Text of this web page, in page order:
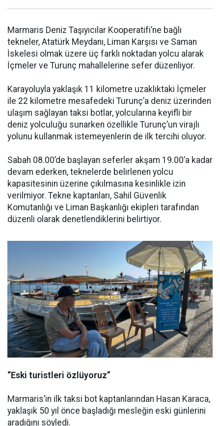
Marmaris Deniz Taşıyıcılar Kooperatifi’ne bağlı
tekneler, Atatürk Meydanı, Liman Karşısı ve Saman
İskelesi olmak üzere üç farklı noktadan yolcu alarak
İçmeler ve Turunç mahallelerine sefer düzenliyor.
Karayoluyla yaklaşık 11 kilometre uzaklıktaki İçmeler
ile 22 kilometre mesafedeki Turunç’a deniz üzerinden
ulaşım sağlayan taksi botlar, yolcularına keyifli bir
deniz yolculuğu sunarken özellikle Turunç’un virajlı
yolunu kullanmak istemeyenlerin de ilk tercihi oluyor.
Sabah 08.00’de başlayan seferler akşam 19.00’a kadar
devam ederken, teknelerde belirlenen yolcu
kapasitesinin üzerine çıkılmasına kesinlikle izin
verilmiyor. Tekne kaptanları, Sahil Güvenlik
Komutanlığı ve Liman Başkanlığı ekipleri tarafından
düzenli olarak denetlendiklerini belirtiyor.
“Eski turistleri özlüyoruz”
Marmaris’in ilk taksi bot kaptanlarından Hasan Karaca,
yaklaşık 50 yıl önce başladığı mesleğin eski günlerini
aradığını söyledi.